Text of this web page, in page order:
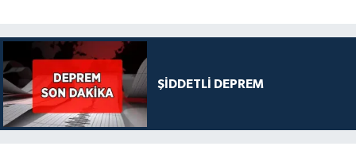
ŞİDDETLİ DEPREM